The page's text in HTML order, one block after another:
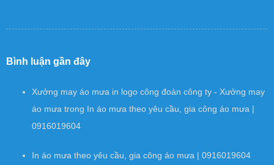
Bình luận gần đây
Xưởng may áo mưa in logo công đoàn công ty - Xưởng may
áo mưa trong In áo mưa theo yêu cầu, gia công áo mưa |
0916019604
In áo mưa theo yêu cầu, gia công áo mưa | 0916019604